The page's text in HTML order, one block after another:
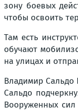
зону боевых
чтобы освоить
Там есть
обучают
на улицах и
Владимир Сальдо
Сальдо
Вооруженных